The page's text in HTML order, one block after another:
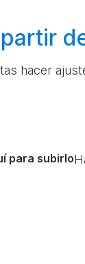
hacer
para subirlo